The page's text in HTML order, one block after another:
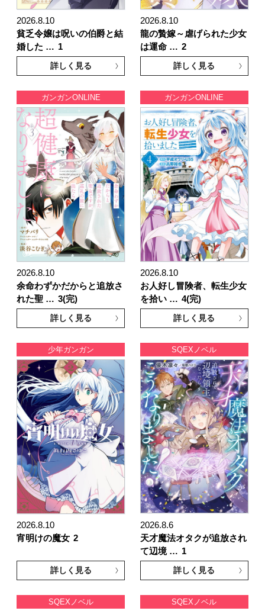
2026.8.10
貧乏令嬢は呪いの伯爵と結
婚した … 1
詳しく見る
2026.8.10
龍の贄嫁～虐げられた少女
は運命 … 2
詳しく見る
ガンガンONLINE
2026.8.10
余命わずかだからと追放さ
れた聖 … 3(完)
詳しく見る
ガンガンONLINE
2026.8.10
お人好し冒険者、転生少女
を拾い … 4(完)
詳しく見る
少年ガンガン
2026.8.10
宵明けの魔女 2
詳しく見る
SQEXノベル
2026.8.6
天才魔法オタクが追放され
て辺境 … 1
詳しく見る
SQEXノベル SQEXノベル